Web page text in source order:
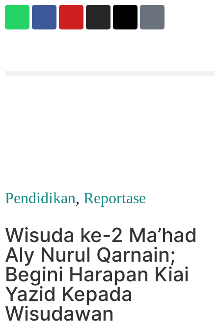
Pendidikan, Reportase
Wisuda ke-2 Ma’had
Aly Nurul Qarnain;
Begini Harapan Kiai
Yazid Kepada
Wisudawan